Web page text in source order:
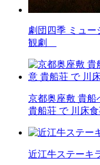
劇団四季 ミュ
観劇
京都奥座敷 貴船
貴船荘 で 川床
近江牛ステーキ